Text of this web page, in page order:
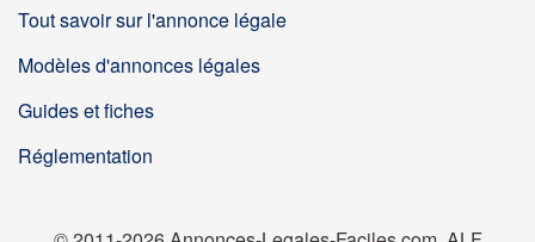
Tout savoir sur l'annonce légale
Modèles d'annonces légales
Guides et fiches
Réglementation